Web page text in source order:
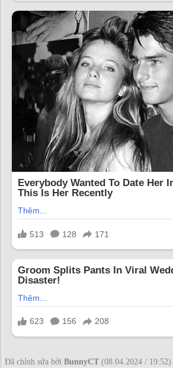
Đã chỉnh sửa bởi BunnyCT (08.04.2024 / 19:52)